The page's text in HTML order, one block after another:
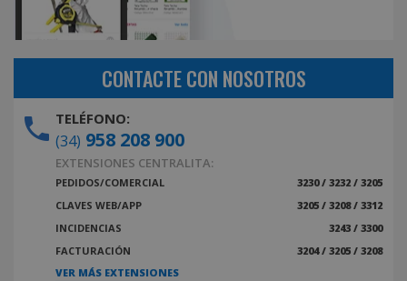
CONTACTE CON NOSOTROS
TELÉFONO:
(34) 958 208 900
EXTENSIONES CENTRALITA:
PEDIDOS/COMERCIAL
3230 / 3232 / 3205
CLAVES WEB/APP
3205 / 3208 / 3312
INCIDENCIAS
3243 / 3300
FACTURACIÓN
3204 / 3205 / 3208
VER MÁS EXTENSIONES